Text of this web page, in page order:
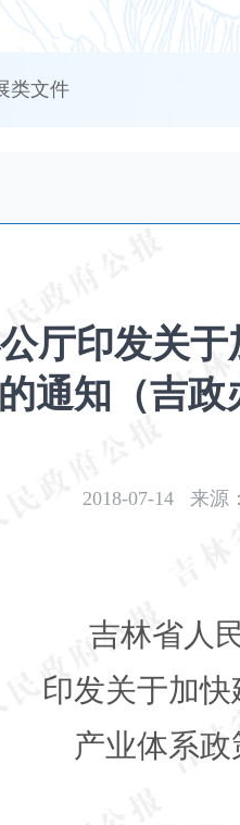
类文件
厅印发关
通知（吉政
2018-07-14 来源
吉林省人
印发关于加
产业体系